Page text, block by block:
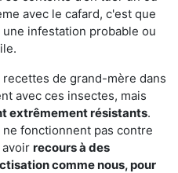
avec le cafard, c'est que
infestation probable ou
de grand-mère dans
avec ces insectes, mais
extrêmement résistants.
fonctionnent pas contre
recours à des
comme nous, pour